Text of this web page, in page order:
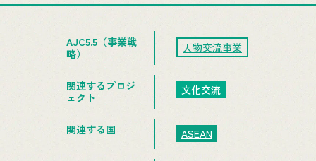
AJC5.5（事業戦
略）
人物交流事業
関連するプロジ
ェクト
文化交流
関連する国 ASEAN